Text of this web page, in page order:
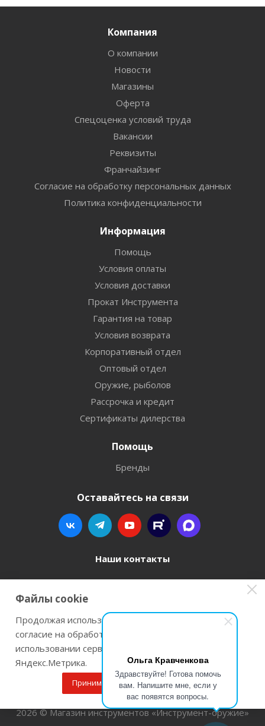
Ольга Кравченкова
Здравствуйте! Готова помочь
вам. Напишите мне, если у
вас появятся вопросы.
Компания
О компании
Новости
Магазины
Оферта
Спецоценка условий труда
Вакансии
Реквизиты
Франчайзинг
Согласие на обработку персональных данных
Политика конфиденциальности
Информация
Помощь
Условия оплаты
Условия доставки
Прокат Инструмента
Гарантия на товар
Условия возврата
Корпоративный отдел
Оптовый отдел
Оружие, рыболов
Рассрочка и кредит
Сертификаты дилерства
Помощь
Бренды
Оставайтесь на связи
Наши контакты
8 800 77-00-962
г. Пермь, ул. Павла Преображенского, д.6А,
2026 © Магазин инструментов «Инструмент-оружие»
Файлы cookie
Продолжая использовать наш сайт Вы даете
согласие на обработку файлов cookie и
использовании сервисов веб-аналитики
Яндекс.Метрика.
Принимаю Подробнее